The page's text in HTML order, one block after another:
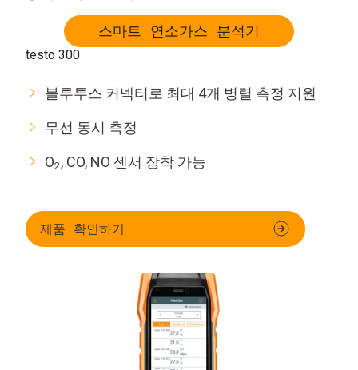
스마트 연소가스 분석기
testo 300
블루투스 커넥터로 최대 4개 병렬 측정 지원
무선 동시 측정
O2, CO, NO 센서 장착 가능
제품 확인하기